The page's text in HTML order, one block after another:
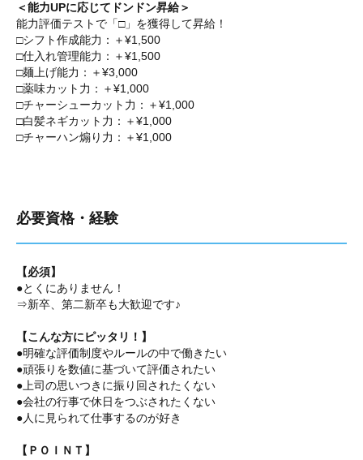
＜能力UPに応じてドンドン昇給＞
能力評価テストで「□」を獲得して昇給！
□シフト作成能力：＋¥1,500
□仕入れ管理能力：＋¥1,500
□麺上げ能力：＋¥3,000
□薬味カット力：＋¥1,000
□チャーシューカット力：＋¥1,000
□白髪ネギカット力：＋¥1,000
□チャーハン煽り力：＋¥1,000
必要資格・経験
【必須】
●とくにありません！
⇒新卒、第二新卒も大歓迎です♪
【こんな方にピッタリ！】
●明確な評価制度やルールの中で働きたい
●頑張りを数値に基づいて評価されたい
●上司の思いつきに振り回されたくない
●会社の行事で休日をつぶされたくない
●人に見られて仕事するのが好き
【ＰＯＩＮＴ】